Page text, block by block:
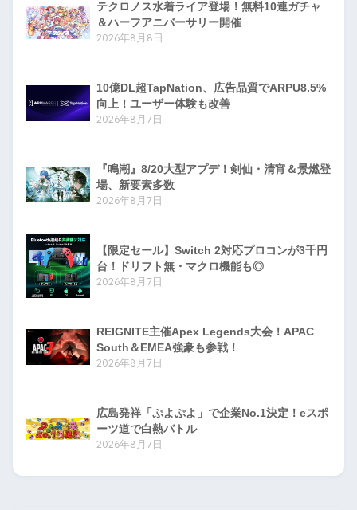
テクロノス水着ライア登場！無料10連ガチャ
＆ハーフアニバーサリー開催
2026年8月8日
10億DL超TapNation、広告品質でARPU8.5%
向上！ユーザー体験も改善
2026年8月7日
『鳴潮』8/20大型アプデ！剣仙・清宵＆景燃登
場、新要素多数
2026年8月7日
【限定セール】Switch 2対応プロコンが3千円
台！ドリフト無・マクロ機能も◎
2026年8月7日
REIGNITE主催Apex Legends大会！APAC
South＆EMEA強豪も参戦！
2026年8月7日
広島発祥「ぷよぷよ」で企業No.1決定！eスポ
ーツ道で白熱バトル
2026年8月7日